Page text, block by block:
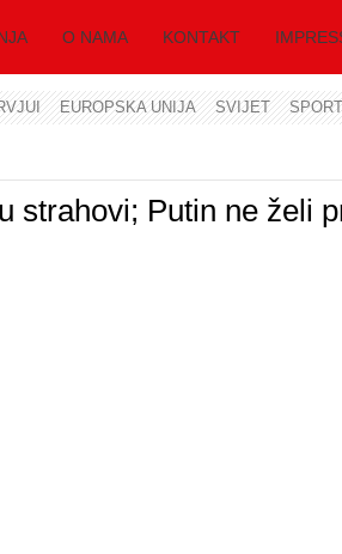
O NAMA KONTAKT
EUROPSKA UNIJA SVIJET SPORT
strahovi; Putin ne želi